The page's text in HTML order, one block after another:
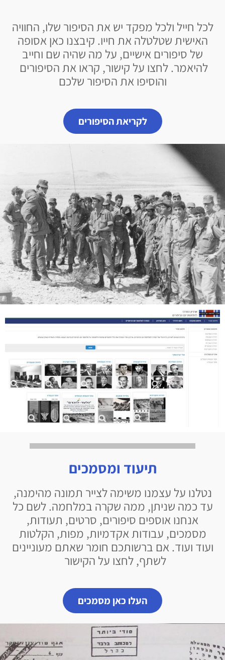
לכל חייל ולכל מפקד יש את הסיפור שלו, החוויה
האישית שטלטלה את חייו. קיבצנו כאן אסופה
של סיפורים אישיים, על מה שהיה שם וחייב
להיאמר. לחצו על קישור, קראו את הסיפורים
והוסיפו את הסיפור שלכם
לקריאת הסיפורים
תיעוד ומסמכים
נטלנו על עצמנו משימה לצייר תמונה מהימנה,
עד כמה שניתן, ממה שקרה במלחמה. לשם כל
אנחנו אוספים סיפורים, סרטים, תעודות,
מסמכים, עבודות אקדמיות, מפות, הקלטות
ועוד ועוד. אם ברשותכם חומר שאתם מעוניינים
לשתף, לחצו על הקישור
העלו כאן מסמכים